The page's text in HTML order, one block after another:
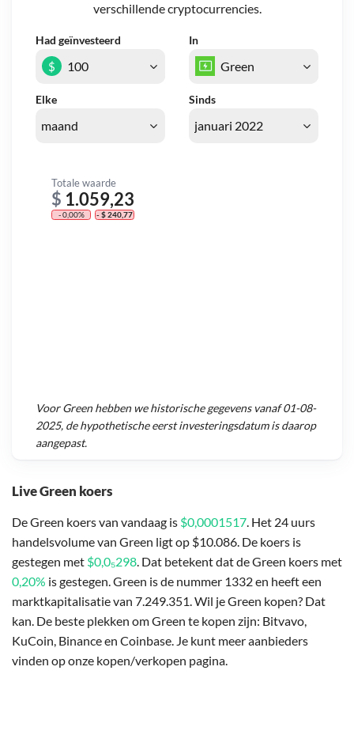
Live Green koers
De Green koers van vandaag is $0,0001517 . Het 24 uurs
handelsvolume van Green ligt op $10.086. De koers is
gestegen met $0,0₅298 . Dat betekent dat de Green koers met
0,20% is gestegen. Green is de nummer 1332 en heeft een
marktkapitalisatie van 7.249.351. Wil je Green kopen? Dat
kan. De beste plekken om Green te kopen zijn: Bitvavo,
KuCoin, Binance en Coinbase. Je kunt meer aanbieders
vinden op onze kopen/verkopen pagina.
verschillende cryptocurrencies.
Had geïnvesteerd In
Elke Sinds
$
Totale waarde
$ 1.059,23
- 0,00% - $ 240,77
VoorGreenhebben we historische gegevens vanaf01-08-
2025, de hypothetische eerst investeringsdatum is daarop
aangepast.